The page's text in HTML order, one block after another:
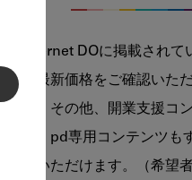
Internet DOに掲載されて
の最新価格をご確認いた
す。その他、開業支援コ
ツ、pd専用コンテンツも
覧いただけます。（希望